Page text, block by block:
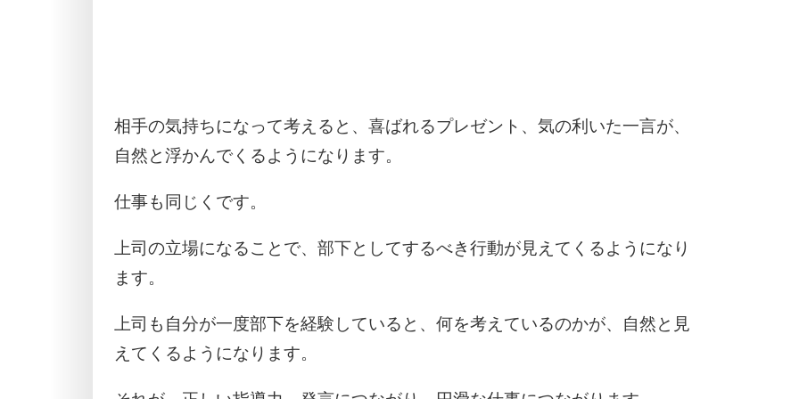
相手の気持ちになって考えると、喜ばれるプレゼント、気の利いた一言が、
自然と浮かんでくるようになります。
仕事も同じくです。
上司の立場になることで、部下としてするべき行動が見えてくるようになり
ます。
上司も自分が一度部下を経験していると、何を考えているのかが、自然と見
えてくるようになります。